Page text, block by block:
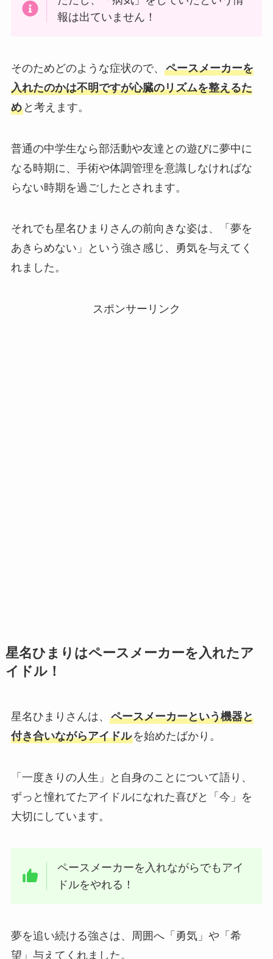
報は出ていません！
そのためどのような症状ので、 ペースメーカーを
入れたのかは不明ですが心臓のリズムを整えるた
めと考えます。
普通の中学生なら部活動や友達との遊びに夢中に
なる時期に、手術や体調管理を意識しなければな
らない時期を過ごしたとされます。
それでも星名ひまりさんの前向きな姿は、「夢を
あきらめない」という強さ感じ、勇気を与えてく
れました。
スポンサーリンク
星名ひまりはペースメーカーを入れたア
イドル！
星名ひまりさんは、 ペースメーカーという機器と
付き合いながらアイドルを始めたばかり。
「一度きりの人生」と自身のことについて語り、
ずっと憧れてたアイドルになれた喜びと「今」を
大切にしています。
ペースメーカーを入れながらでもアイ
ドルをやれる！
夢を追い続ける強さは、周囲へ「勇気」や「希
望」与えてくれました。